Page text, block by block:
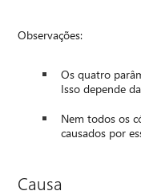
Observações:
Os quatro
Isso depende
Nem todos os
causados por
Causa